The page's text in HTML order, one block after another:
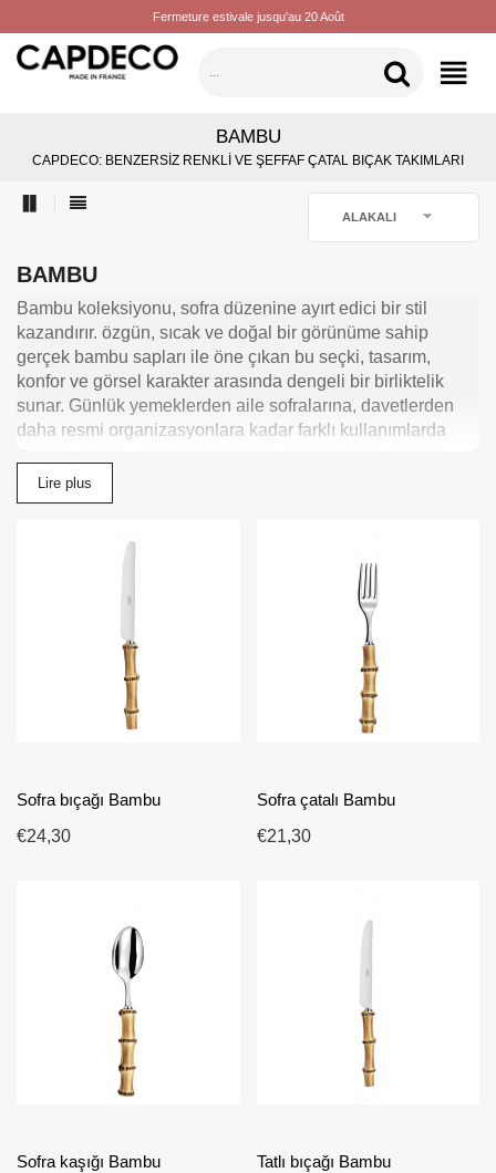
Fermeture estivale jusqu'au 20 Août
KATEGORILER
BAMBU
CAPDECO: BENZERSIZ RENKLI VE ŞEFFAF ÇATAL BIÇAK TAKIMLARI
ALAKALI 
BAMBU
Bambu koleksiyonu, sofra düzenine ayırt edici bir stil
kazandırır. özgün, sıcak ve doğal bir görünüme sahip
gerçek bambu sapları ile öne çıkan bu seçki, tasarım,
konfor ve görsel karakter arasında dengeli bir birliktelik
sunar. Günlük yemeklerden aile sofralarına, davetlerden
daha resmi organizasyonlara kadar farklı kullanımlarda
uyumlu, rafine ve kişisel bir masa oluşturmaya yardımcı
olur. 18/10 paslanmaz çelikten üretilen ve Fransız çatal
bıçak ustalığını yansıtan bu ürünler, dayanıklılık, rahat
üzere tasarlanmıştır. Bu koleksiyon; bambu çatal bıçak,
ekolojik ilhamlı sofra ürünleri, doğal tasarım çatal bıçak ve
modern özgün yemek takımları aramalarına yanıt verir.
Masa örtüsü, tabak, cam ürünler ve dekoratif aksesuarlarla
kolayca uyum sağlayarak sade zarafetten daha iddialı
kompozisyonlara kadar farklı atmosferler yaratmayı
mümkün kılar. Bambu seçimi, karakterli sofralar için
kaliteyi, dayanıklılığı ve rafine tasarımı bir araya getiren
Lire plus
Sofra bıçağı Bambu
€24,30
Sofra çatalı Bambu
€21,30
Sofra kaşığı Bambu
Tatlı bıçağı Bambu